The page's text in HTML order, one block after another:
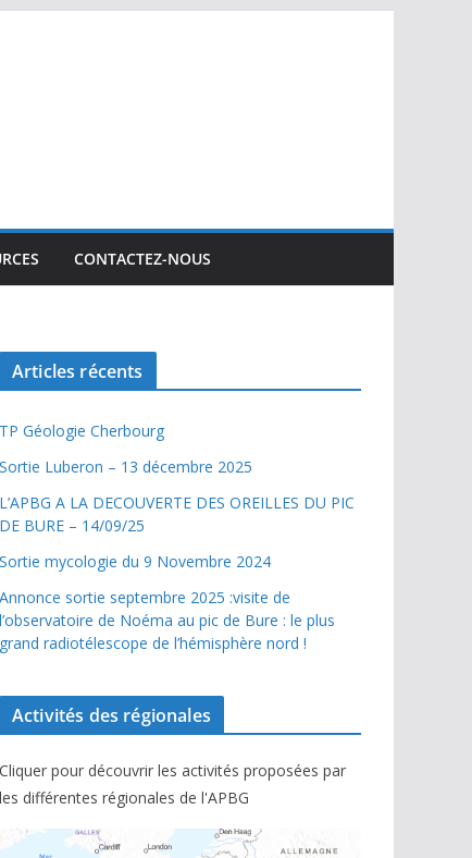
CONTACTEZ-NOUS
Articles récents
TP Géologie Cherbourg
Sortie Luberon – 13 décembre 2025
L’APBG A LA DECOUVERTE DES OREILLES DU PIC
DE BURE – 14/09/25
Sortie mycologie du 9 Novembre 2024
Annonce sortie septembre 2025 :visite de
l’observatoire de Noéma au pic de Bure : le plus
grand radiotélescope de l’hémisphère nord !
Activités des régionales
Cliquer pour découvrir les activités proposées par
les différentes régionales de l'APBG